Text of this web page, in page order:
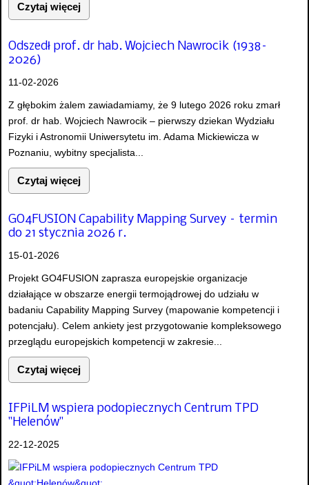
Czytaj więcej
Odszedł prof. dr hab. Wojciech Nawrocik (1938–
2026)
11-02-2026
Z głębokim żalem zawiadamiamy, że 9 lutego 2026 roku zmarł
prof. dr hab. Wojciech Nawrocik – pierwszy dziekan Wydziału
Fizyki i Astronomii Uniwersytetu im. Adama Mickiewicza w
Poznaniu, wybitny specjalista...
Czytaj więcej
GO4FUSION Capability Mapping Survey – termin
do 21 stycznia 2026 r.
15-01-2026
Projekt GO4FUSION zaprasza europejskie organizacje
działające w obszarze energii termojądrowej do udziału w
badaniu Capability Mapping Survey (mapowanie kompetencji i
potencjału). Celem ankiety jest przygotowanie kompleksowego
przeglądu europejskich kompetencji w zakresie...
Czytaj więcej
IFPiLM wspiera podopiecznych Centrum TPD
"Helenów"
22-12-2025